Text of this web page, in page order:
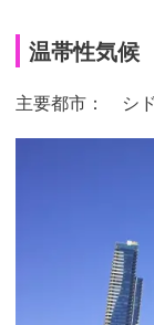
温帯性気候
主要都市： シ